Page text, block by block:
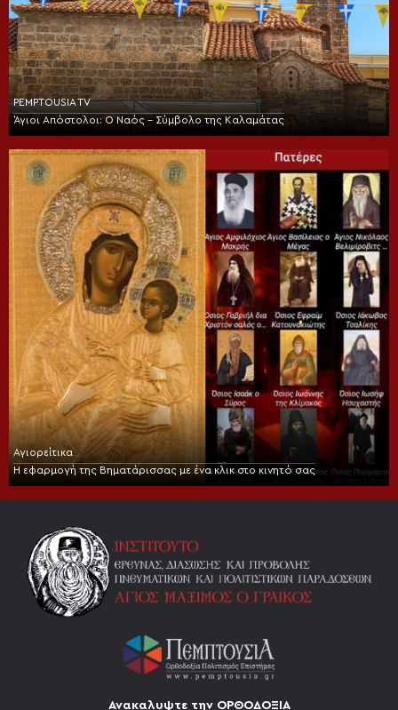
PEMPTOUSIA TV
Άγιοι Απόστολοι: Ο Ναός – Σύμβολο της Καλαμάτας
Αγιορείτικα
Η εφαρμογή της Βηματάρισσας με ένα κλικ στο κινητό σας
Ανακαλυψτε την ΟΡΘΟΔΟΞΙΑ